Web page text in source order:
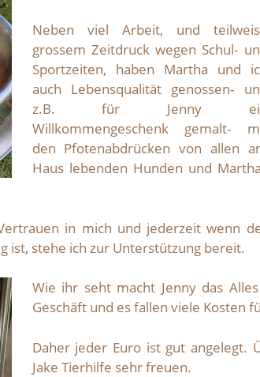
Neben viel Arbeit, und
grossem Zeitdruck wegen Schul-
Sportzeiten, haben Martha und
auch Lebensqualität genossen-
z.B. für Jenny
Willkommengeschenk gemalt-
den Pfotenabdrücken von allen
Haus lebenden Hunden und
in mich und jederzeit wenn
ist, stehe ich zur Unterstützung bereit.
Wie ihr seht macht Jenny das
Geschäft und es fallen viele Kosten
Daher jeder Euro ist gut angelegt.
Jake Tierhilfe sehr freuen.